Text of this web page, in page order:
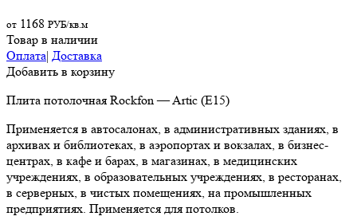
от 1168 РУБ/кв.м
Товар в наличии
Оплата| Доставка
Добавить в корзину
Плита потолочная Rockfon — Artic (E15)
Применяется в автосалонах, в административных зданиях, в
архивах и библиотеках, в аэропортах и вокзалах, в бизнес-
центрах, в кафе и барах, в магазинах, в медицинских
учреждениях, в образовательных учреждениях, в ресторанах,
в серверных, в чистых помещениях, на промышленных
предприятиях. Применяется для потолков.